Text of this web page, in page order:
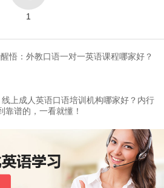
1
悟：外教口语一对一英语课程哪家好？
上成人英语口语培训机构哪家好？内行
靠谱的，一看就懂！